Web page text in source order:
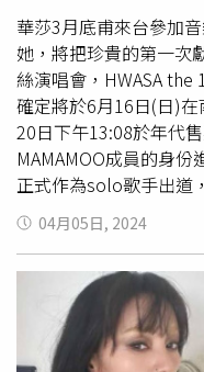
華莎3月底甫來台參加
她，將把珍貴的第一次
絲演唱會，HWASA the
確定將於6月16日(日)
20日下午13:08於年代
MAMAMOO成員的身份
正式作為solo歌手出道
My Body〉進一步鞏固
就，華莎因其坦率、大
獨自生活》，以及和李
「退貨遠徵隊」的《玩
眾的喜愛，也使她成為
年的日子將至，華莎「
04月05日, 2024